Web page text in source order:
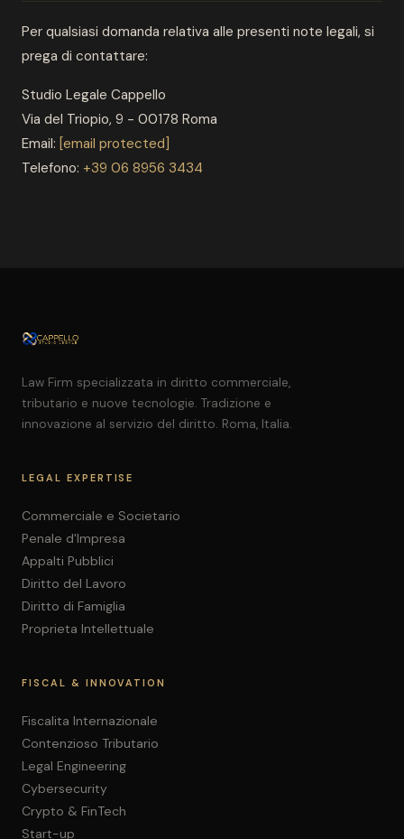
Per qualsiasi domanda relativa alle presenti note legali, si
prega di contattare:
Studio Legale Cappello
Via del Triopio, 9 - 00178 Roma
Email: [email protected]
Telefono: +39 06 8956 3434
Law Firm specializzata in diritto commerciale,
tributario e nuove tecnologie. Tradizione e
innovazione al servizio del diritto. Roma, Italia.
LEGAL EXPERTISE
Commerciale e Societario
Penale d'Impresa
Appalti Pubblici
Diritto del Lavoro
Diritto di Famiglia
Proprieta Intellettuale
FISCAL & INNOVATION
Fiscalita Internazionale
Contenzioso Tributario
Legal Engineering
Cybersecurity
Crypto & FinTech
Start-up